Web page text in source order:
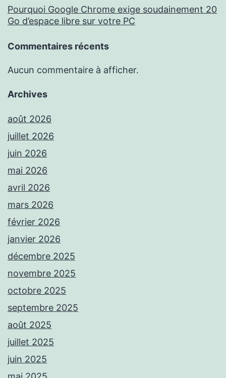
Pourquoi Google Chrome exige soudainement 20
Go d’espace libre sur votre PC
Commentaires récents
Aucun commentaire à afficher.
Archives
août 2026
juillet 2026
juin 2026
mai 2026
avril 2026
mars 2026
février 2026
janvier 2026
décembre 2025
novembre 2025
octobre 2025
septembre 2025
août 2025
juillet 2025
juin 2025